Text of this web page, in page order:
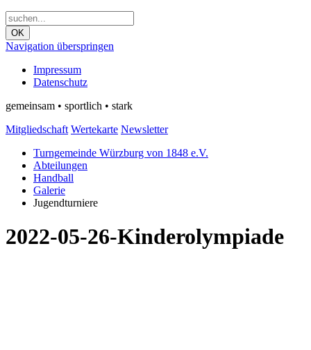
OK
Navigation überspringen
Impressum
Datenschutz
gemeinsam • sportlich • stark
Mitgliedschaft Wertekarte Newsletter
Turngemeinde Würzburg von 1848 e.V.
Abteilungen
Handball
Galerie
Jugendturniere
2022-05-26-Kinderolympiade